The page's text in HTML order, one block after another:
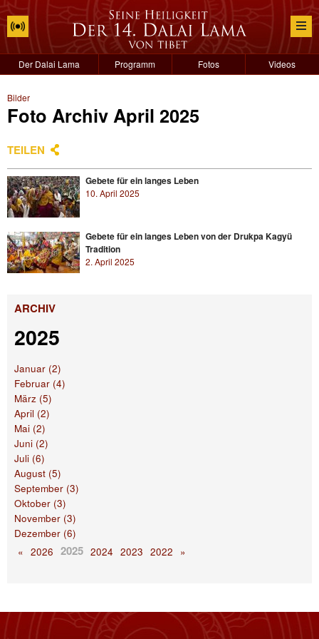
Der Dalai Lama Programm Fotos Videos
Bilder
Foto Archiv April 2025
TEILEN
Gebete für ein langes Leben
10. April 2025
Gebete für ein langes Leben von der Drukpa Kagyü
Tradition
2. April 2025
ARCHIV
2025
Januar (2)
Februar (4)
März (5)
April (2)
Mai (2)
Juni (2)
Juli (6)
August (5)
September (3)
Oktober (3)
November (3)
Dezember (6)
« 2026 2025 2024 2023 2022 »